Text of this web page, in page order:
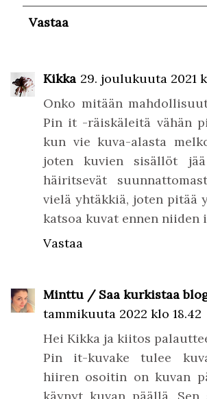
Vastaa
Kikka 29. joulukuuta 2021
Onko mitään
Pin it -räiskäleitä vähän
kun vie kuva-alasta
joten kuvien sisällöt
häiritsevät
vielä yhtäkkiä, joten pitää
katsoa kuvat ennen niiden
Vastaa
Minttu / Saa kurkistaa
tammikuuta 2022 klo 18.42
Hei Kikka ja kiitos
Pin it-kuvake tulee
hiiren osoitin on kuvan